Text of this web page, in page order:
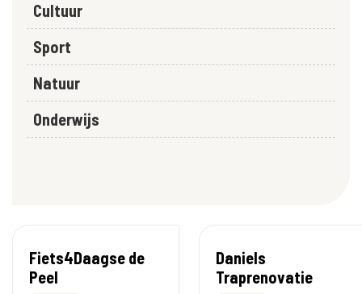
Cultuur
Sport
Natuur
Onderwijs
Fiets4Daagse de
Peel
Daniels
Traprenovatie